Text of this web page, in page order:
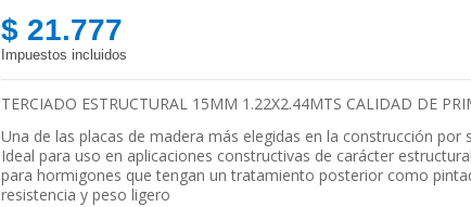
$ 21.777
Impuestos incluidos
TERCIADO ESTRUCTURAL 15MM 1.22X2.44MTS CALIDAD DE
Una de las placas de madera más elegidas en la construcción por
Ideal para uso en aplicaciones constructivas de carácter
para hormigones que tengan un tratamiento posterior como
resistencia y peso ligero